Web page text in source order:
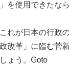
を使用できたな
れが日本の行政の
改革」に臨む菅
ょう。Goto